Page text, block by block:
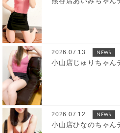
2026.07.13 NEWS
小山店じゅりちゃ
2026.07.12 NEWS
小山店ひなのちゃ